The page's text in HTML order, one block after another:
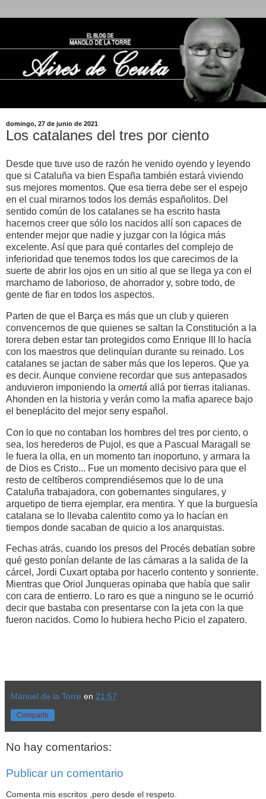
domingo, 27 de junio de 2021
Los catalanes del tres por ciento
Desde que tuve uso de razón he venido oyendo y leyendo
que si Cataluña va bien España también estará viviendo
sus mejores momentos. Que esa tierra debe ser el espejo
en el cual mirarnos todos los demás españolitos. Del
sentido común de los catalanes se ha escrito hasta
hacernos creer que sólo los nacidos allí son capaces de
entender mejor que nadie y juzgar con la lógica más
excelente. Así que para qué contarles del complejo de
inferioridad que tenemos todos los que carecimos de la
suerte de abrir los ojos en un sitio al que se llega ya con el
marchamo de laborioso, de ahorrador y, sobre todo, de
gente de fiar en todos los aspectos.
Parten de que el Barça es más que un club y quieren
convencernos de que quienes se saltan la Constitución a la
torera deben estar tan protegidos como Enrique III lo hacía
con los maestros que delinquían durante su reinado. Los
catalanes se jactan de saber más que los leperos. Que ya
es decir. Aunque conviene recordar que sus antepasados
anduvieron imponiendo la omertá allá por tierras italianas.
Ahonden en la historia y verán como la mafia aparece bajo
el beneplácito del mejor seny español.
Con lo que no contaban los hombres del tres por ciento, o
sea, los herederos de Pujol, es que a Pascual Maragall se
le fuera la olla, en un momento tan inoportuno, y armara la
de Dios es Cristo... Fue un momento decisivo para que el
resto de celtíberos comprendiésemos que lo de una
Cataluña trabajadora, con gobernantes singulares, y
arquetipo de tierra ejemplar, era mentira. Y que la burguesía
catalana se lo llevaba calentito como ya lo hacían en
tiempos donde sacaban de quicio a los anarquistas.
Fechas atrás, cuando los presos del Procés debatían sobre
qué gesto ponían delante de las cámaras a la salida de la
cárcel, Jordi Cuxart optaba por hacerlo contento y sonriente.
Mientras que Oriol Junqueras opinaba que había que salir
con cara de entierro. Lo raro es que a ninguno se le ocurrió
decir que bastaba con presentarse con la jeta con la que
fueron nacidos. Como lo hubiera hecho Picio el zapatero.
Manuel de la Torre en 21:57
Compartir
No hay comentarios:
Publicar un comentario
Comenta mis escritos ,pero desde el respeto.